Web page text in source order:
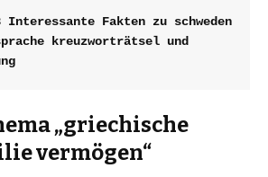
Interessante Fakten zu schweden
kreuzworträtsel und
„griechische
vermögen“